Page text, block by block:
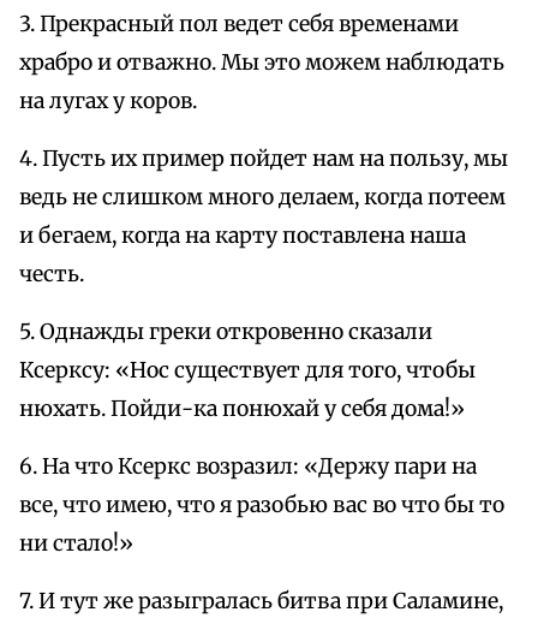
3. Прекрасный пол ведет себя временами
храбро и отважно. Мы это можем наблюдать
на лугах у коров.
4. Пусть их пример пойдет нам на пользу, мы
ведь не слишком много делаем, когда потеем
и бегаем, когда на карту поставлена наша
честь.
5. Однажды греки откровенно сказали
Ксерксу: «Нос существует для того, чтобы
нюхать. Пойди-ка понюхай у себя дома!»
6. На что Ксеркс возразил: «Держу пари на
все, что имею, что я разобью вас во что бы то
ни стало!»
7. И тут же разыгралась битва при Саламине,